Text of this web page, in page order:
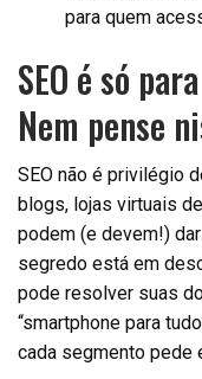
para quem
SEO é só
Nem pense
SEO não é privilégio
blogs, lojas virtuais
podem (e devem!)
segredo está em
pode resolver suas
“smartphone para
cada segmento pede